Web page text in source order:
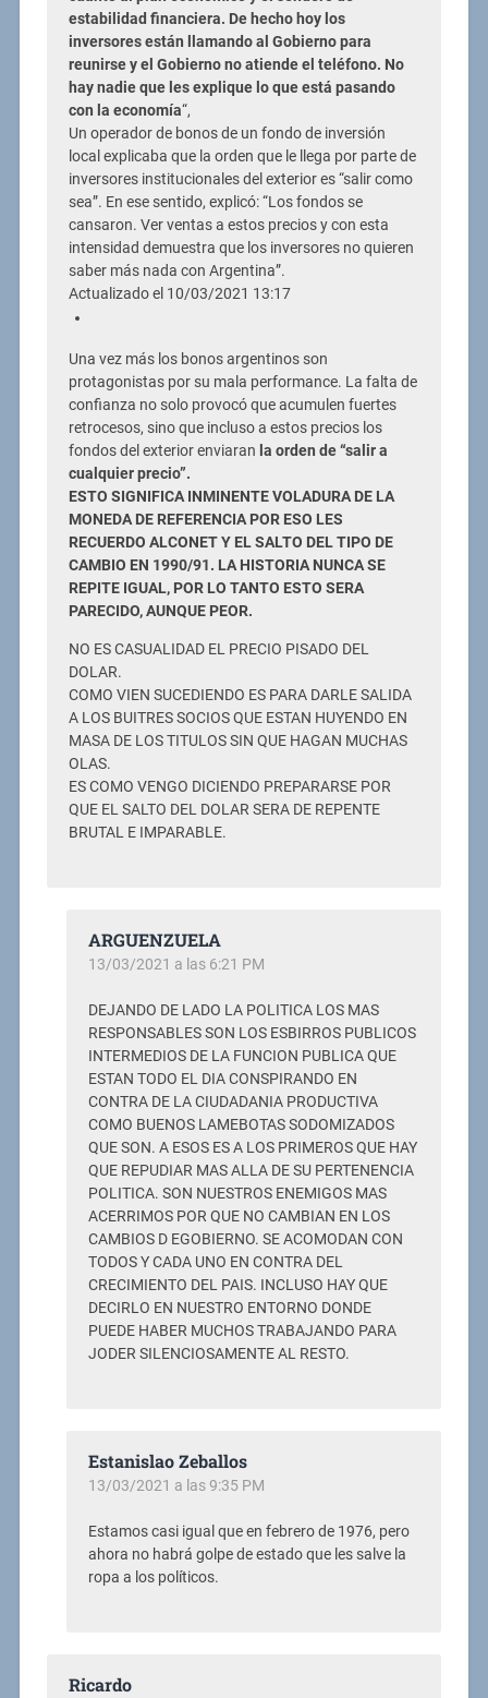
estabilidad financiera. De hecho hoy los
inversores están llamando al Gobierno para
reunirse y el Gobierno no atiende el teléfono. No
hay nadie que les explique lo que está pasando
con la economía“,
Un operador de bonos de un fondo de inversión
local explicaba que la orden que le llega por parte de
inversores institucionales del exterior es “salir como
sea”. En ese sentido, explicó: “Los fondos se
cansaron. Ver ventas a estos precios y con esta
intensidad demuestra que los inversores no quieren
saber más nada con Argentina”.
Actualizado el 10/03/2021 13:17
Una vez más los bonos argentinos son
protagonistas por su mala performance. La falta de
confianza no solo provocó que acumulen fuertes
retrocesos, sino que incluso a estos precios los
fondos del exterior enviaran la orden de “salir a
cualquier precio”.
ESTO SIGNIFICA INMINENTE VOLADURA DE LA
MONEDA DE REFERENCIA POR ESO LES
RECUERDO ALCONET Y EL SALTO DEL TIPO DE
CAMBIO EN 1990/91. LA HISTORIA NUNCA SE
REPITE IGUAL, POR LO TANTO ESTO SERA
PARECIDO, AUNQUE PEOR.
NO ES CASUALIDAD EL PRECIO PISADO DEL
DOLAR.
COMO VIEN SUCEDIENDO ES PARA DARLE SALIDA
A LOS BUITRES SOCIOS QUE ESTAN HUYENDO EN
MASA DE LOS TITULOS SIN QUE HAGAN MUCHAS
OLAS.
ES COMO VENGO DICIENDO PREPARARSE POR
QUE EL SALTO DEL DOLAR SERA DE REPENTE
BRUTAL E IMPARABLE.
ARGUENZUELA
13/03/2021 a las 6:21 PM
DEJANDO DE LADO LA POLITICA LOS MAS
RESPONSABLES SON LOS ESBIRROS PUBLICOS
INTERMEDIOS DE LA FUNCION PUBLICA QUE
ESTAN TODO EL DIA CONSPIRANDO EN
CONTRA DE LA CIUDADANIA PRODUCTIVA
COMO BUENOS LAMEBOTAS SODOMIZADOS
QUE SON. A ESOS ES A LOS PRIMEROS QUE HAY
QUE REPUDIAR MAS ALLA DE SU PERTENENCIA
POLITICA. SON NUESTROS ENEMIGOS MAS
ACERRIMOS POR QUE NO CAMBIAN EN LOS
CAMBIOS D EGOBIERNO. SE ACOMODAN CON
TODOS Y CADA UNO EN CONTRA DEL
CRECIMIENTO DEL PAIS. INCLUSO HAY QUE
DECIRLO EN NUESTRO ENTORNO DONDE
PUEDE HABER MUCHOS TRABAJANDO PARA
JODER SILENCIOSAMENTE AL RESTO.
Estanislao Zeballos
13/03/2021 a las 9:35 PM
Estamos casi igual que en febrero de 1976, pero
ahora no habrá golpe de estado que les salve la
ropa a los políticos.
Ricardo